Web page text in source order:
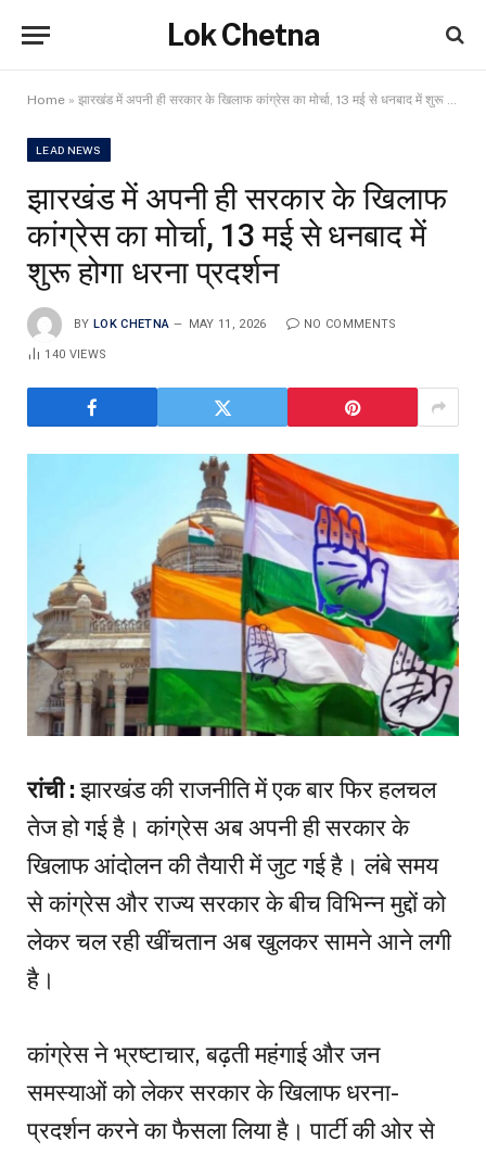
Lok Chetna
Home » झारखंड में अपनी ही सरकार के खिलाफ कांग्रेस का मोर्चा, 13 मई से धनबाद में शुरू होगा धरना प्रदर्शन
LEAD NEWS
झारखंड में अपनी ही सरकार के खिलाफ
कांग्रेस का मोर्चा, 13 मई से धनबाद में
शुरू होगा धरना प्रदर्शन
BY LOK CHETNA MAY 11, 2026 NO COMMENTS
140 VIEWS
रांची :झारखंड की राजनीति में एक बार फिर हलचल
तेज हो गई है। कांग्रेस अब अपनी ही सरकार के
खिलाफ आंदोलन की तैयारी में जुट गई है। लंबे समय
से कांग्रेस और राज्य सरकार के बीच विभिन्न मुद्दों को
लेकर चल रही खींचतान अब खुलकर सामने आने लगी
है।
कांग्रेस ने भ्रष्टाचार, बढ़ती महंगाई और जन
समस्याओं को लेकर सरकार के खिलाफ धरना-
प्रदर्शन करने का फैसला लिया है। पार्टी की ओर से